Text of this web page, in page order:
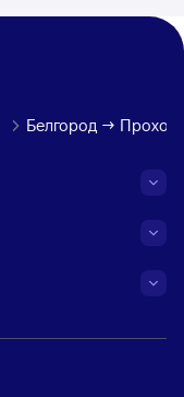
Белгород →